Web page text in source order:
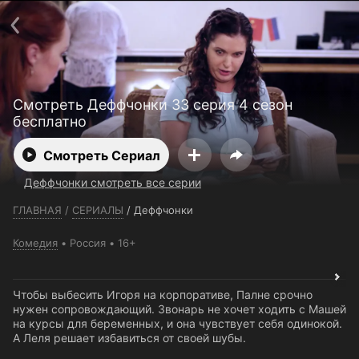
Смотреть Деффчонки 33 серия 4 сезон
бесплатно
Смотреть Сериал
Деффчонки смотреть все серии
ГЛАВНАЯ / СЕРИАЛЫ / Деффчонки
Комедия Россия 16+
Чтобы выбесить Игоря на корпоративе, Палне срочно
нужен сопровождающий. Звонарь не хочет ходить с Машей
на курсы для беременных, и она чувствует себя одинокой.
А Леля решает избавиться от своей шубы.
Телефон поддержки: +7 (727) 323 10 92
Пользовательское соглашение
Политика конфиденциальности
Открыть приложение
Ввести промокод